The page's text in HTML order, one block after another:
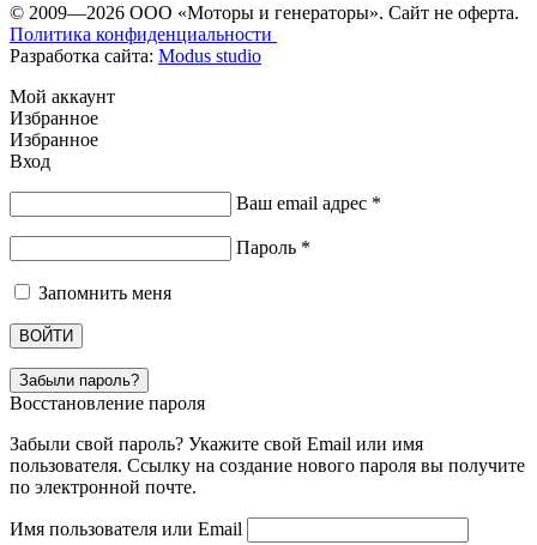
© 2009—2026 ООО «Моторы и генераторы». Сайт не оферта.
Политика конфиденциальности
Разработка сайта: Modus studio
Мой аккаунт
Избранное
Избранное
Вход
Ваш email адрес *
Пароль *
Запомнить меня
ВОЙТИ
Забыли пароль?
Восстановление пароля
Забыли свой пароль? Укажите свой Email или имя
пользователя. Ссылку на создание нового пароля вы получите
по электронной почте.
Имя пользователя или Email